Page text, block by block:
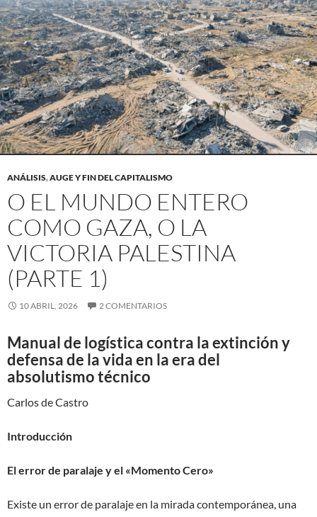
ANÁLISIS,AUGE Y FIN DEL CAPITALISMO
O EL MUNDO ENTERO
COMO GAZA, O LA
VICTORIA PALESTINA
(PARTE 1)
10 ABRIL, 2026 2 COMENTARIOS
Manual de logística contra la extinción y
defensa de la vida en la era del
absolutismo técnico
Carlos de Castro
Introducción
El error de paralaje y el «Momento Cero»
Existe un error de paralaje en la mirada contemporánea, una